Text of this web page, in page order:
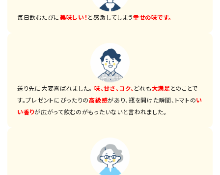
毎日飲むたびに美味しい！ と感激してしまう幸せの味です。
送り先に大変喜ばれました。 味、甘さ、コク、 どれも大満足 とのことで
す。プレゼントにぴったりの高級感があり、瓶を開けた瞬間、トマトのい
い香りが広がって飲むのがもったいないと言われました。